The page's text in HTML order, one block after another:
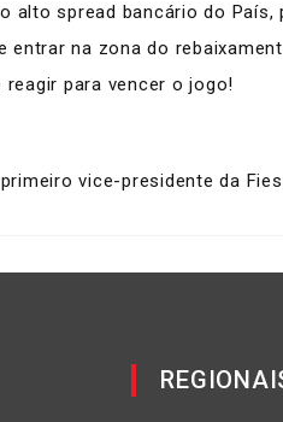
alto spread bancário do
entrar na zona do
para vencer o jogo!
vice-presidente da